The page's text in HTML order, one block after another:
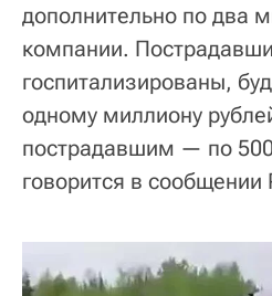
дополнительно по два
компании.
госпитализированы,
одному миллиону
пострадавшим — по
говорится в